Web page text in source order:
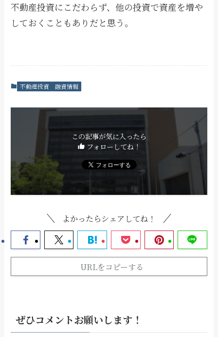
不動産投資にこだわらず、他の投資で資産を増や
しておくこともありだと思う。
不動産投資 融資情報
この記事が気に入ったら
フォローしてね！
よかったらシェアしてね！
URLをコピーする
ぜひコメントお願いします！